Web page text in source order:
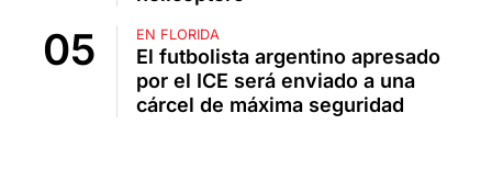
EN FLORIDA
El futbolista argentino apresado
por el ICE será enviado a una
cárcel de máxima seguridad